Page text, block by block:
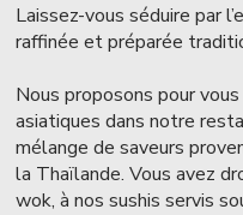
Laissez-vous séduire par
raffinée et préparée
Nous proposons pour
asiatiques dans notre
mélange de saveurs
la Thaïlande. Vous avez
wok, à nos sushis servis